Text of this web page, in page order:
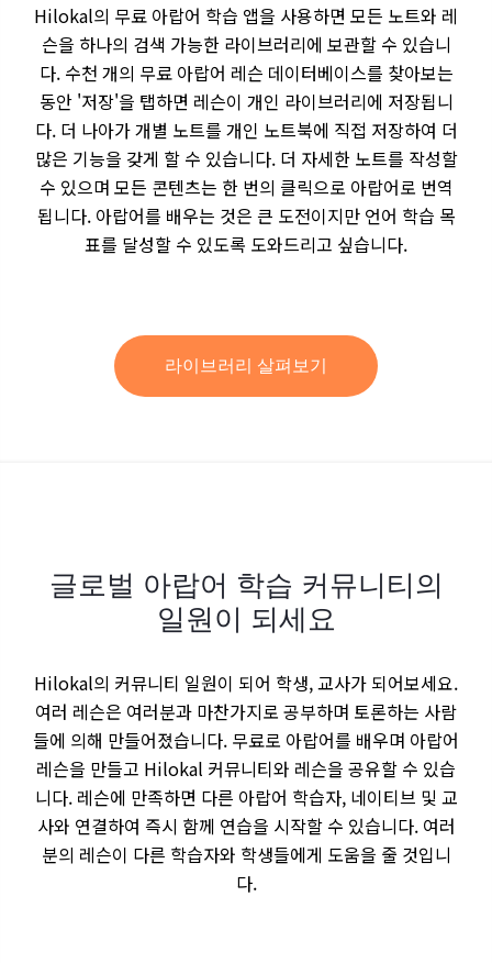
Hilokal의 무료 아랍어 학습 앱을 사용하면 모든 노트와 레
슨을 하나의 검색 가능한 라이브러리에 보관할 수 있습니
다. 수천 개의 무료 아랍어 레슨 데이터베이스를 찾아보는
동안 '저장'을 탭하면 레슨이 개인 라이브러리에 저장됩니
다. 더 나아가 개별 노트를 개인 노트북에 직접 저장하여 더
많은 기능을 갖게 할 수 있습니다. 더 자세한 노트를 작성할
수 있으며 모든 콘텐츠는 한 번의 클릭으로 아랍어로 번역
됩니다. 아랍어를 배우는 것은 큰 도전이지만 언어 학습 목
표를 달성할 수 있도록 도와드리고 싶습니다.
라이브러리 살펴보기
글로벌 아랍어 학습 커뮤니티의
일원이 되세요
Hilokal의 커뮤니티 일원이 되어 학생, 교사가 되어보세요.
여러 레슨은 여러분과 마찬가지로 공부하며 토론하는 사람
들에 의해 만들어졌습니다. 무료로 아랍어를 배우며 아랍어
레슨을 만들고 Hilokal 커뮤니티와 레슨을 공유할 수 있습
니다. 레슨에 만족하면 다른 아랍어 학습자, 네이티브 및 교
사와 연결하여 즉시 함께 연습을 시작할 수 있습니다. 여러
분의 레슨이 다른 학습자와 학생들에게 도움을 줄 것입니
다.